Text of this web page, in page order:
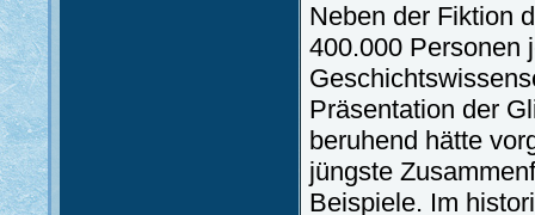
Neben der Fiktion
400.000 Personen
Präsentation der
beruhend hätte
jüngste
Beispiele. Im